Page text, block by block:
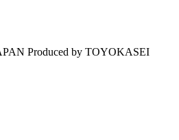
Produced by TOYOKASEI